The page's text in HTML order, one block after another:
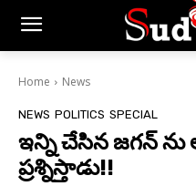
Home News
NEWS POLITICS SPECIAL
ఇన్ని చేసిన జగన్
ప్రశ్నిస్తాడు!!